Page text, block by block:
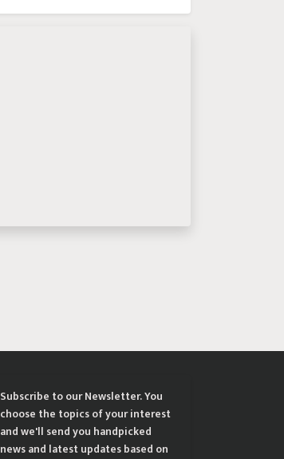
Subscribe to our Newsletter. You
choose the topics of your interest
and we'll send you handpicked
news and latest updates based on